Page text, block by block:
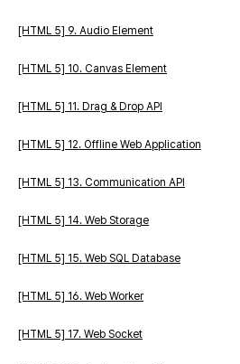
[HTML 5] 9. Audio Element
[HTML 5] 10. Canvas Element
[HTML 5] 11. Drag & Drop API
[HTML 5] 12. Offline Web Application
[HTML 5] 13. Communication API
[HTML 5] 14. Web Storage
[HTML 5] 15. Web SQL Database
[HTML 5] 16. Web Worker
[HTML 5] 17. Web Socket